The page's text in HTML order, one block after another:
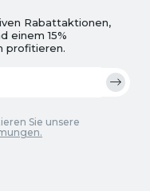
Rabattaktionen,
einem 15%
profitieren.
Sie unsere